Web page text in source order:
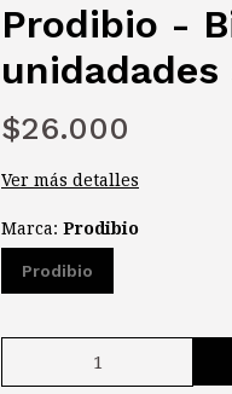
Prodibio -
$26.000
Ver más detalles
Marca: Prodibio
Prodibio